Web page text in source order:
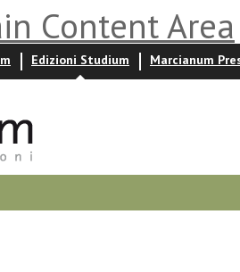
Content Area
Edizioni Studium Marcianum